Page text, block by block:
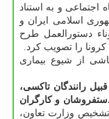
و رفاه اجتماعی و به استناد
اسلامی ایران و
دستورالعمل طرح
را تصویب كرد.
از شیوع بیماری
رانندگان تاكسی،
و كارگران
تشخیص وزارت تعاون،